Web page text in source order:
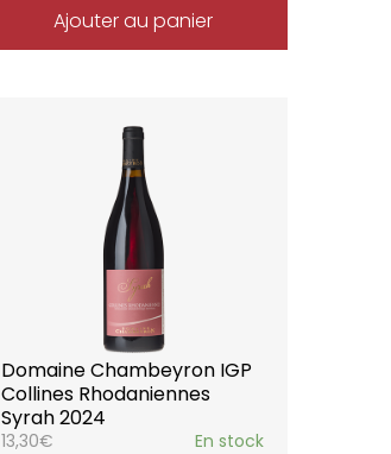
Ajouter au panier
Domaine Chambeyron IGP
Collines Rhodaniennes
Syrah 2024
13,30€ En stock